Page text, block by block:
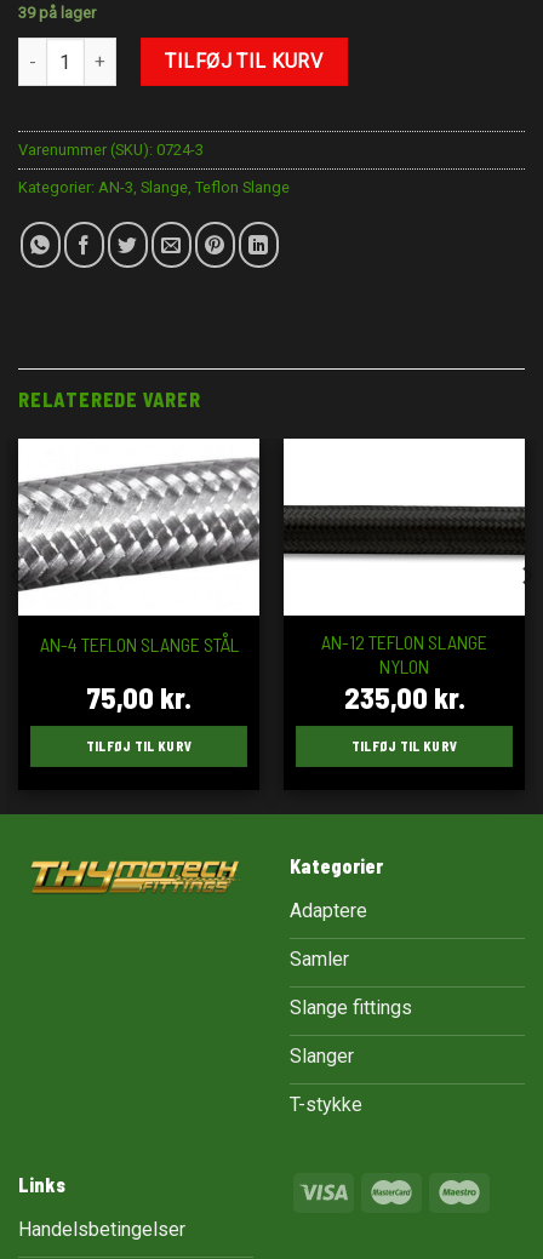
39 på lager
AN-3 Teflon Slange Nylon antal
TILFØJ TIL KURV
Varenummer (SKU): 0724-3
Kategorier: AN-3, Slange, Teflon Slange
RELATEREDE VARER
AN-4 TEFLON SLANGE STÅL
75,00 kr.
TILFØJ TIL KURV
AN-12 TEFLON SLANGE
NYLON
235,00 kr.
TILFØJ TIL KURV
Kategorier
Adaptere
Samler
Slange fittings
Slanger
T-stykke
Links
Handelsbetingelser